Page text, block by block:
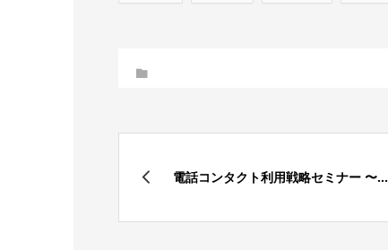
電話コンタクト利用戦略セミナー 〜...